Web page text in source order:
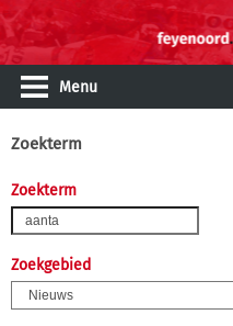
Menu
Zoekterm
Zoekterm
Zoekgebied